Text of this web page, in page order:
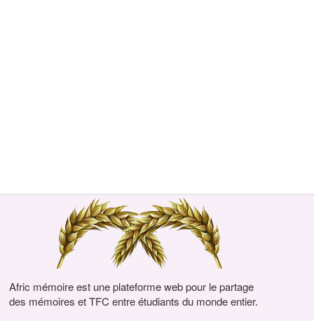
Afric mémoire est une plateforme web pour le partage
des mémoires et TFC entre étudiants du monde entier.